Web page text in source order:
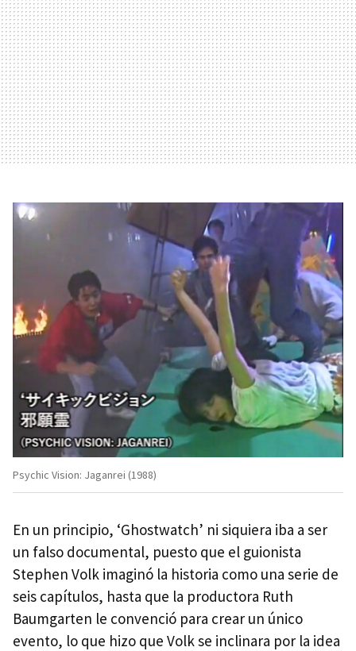
Psychic Vision: Jaganrei (1988)
En un principio, ‘Ghostwatch’ ni siquiera iba a ser
un falso documental, puesto que el guionista
Stephen Volk imaginó la historia como una serie de
seis capítulos, hasta que la productora Ruth
Baumgarten le convenció para crear un único
evento, lo que hizo que Volk se inclinara por la idea